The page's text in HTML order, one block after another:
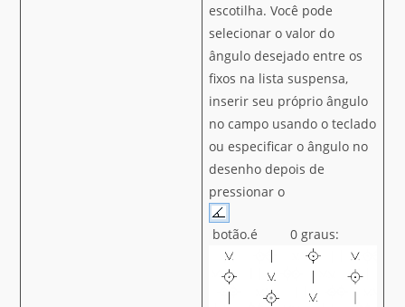
escotilha. Você pode
selecionar o valor do
ângulo desejado entre os
fixos na lista suspensa,
inserir seu próprio ângulo
no campo usando o teclado
ou especificar o ângulo no
desenho depois de
pressionar o
botão.é 0 graus: